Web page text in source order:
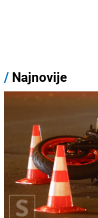
/ Najnovije